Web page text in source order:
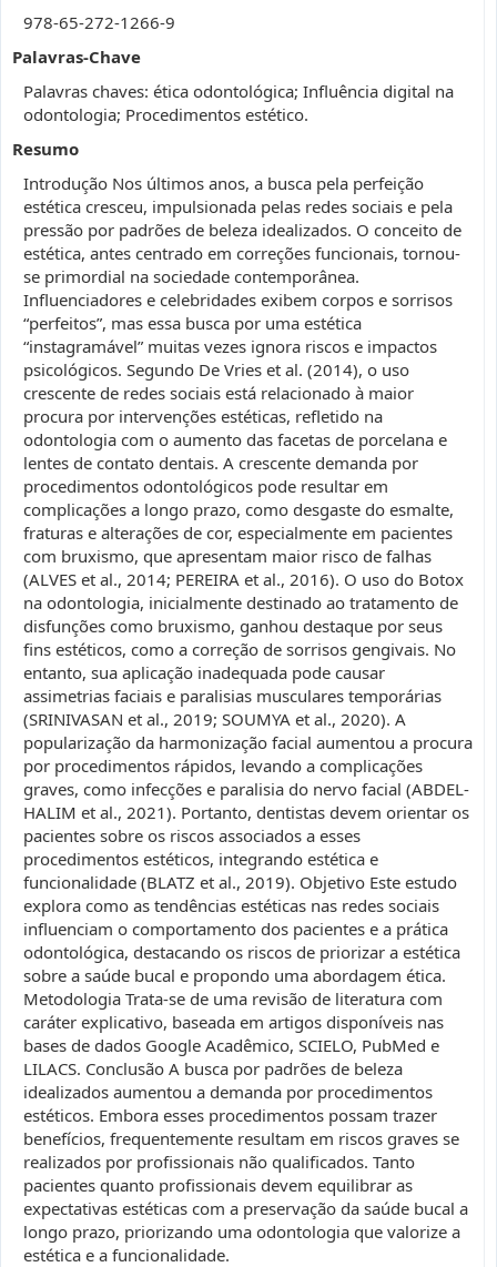
978-65-272-1266-9
Palavras-Chave
Palavras chaves: ética odontológica; Influência digital na
odontologia; Procedimentos estético.
Resumo
Introdução Nos últimos anos, a busca pela perfeição
estética cresceu, impulsionada pelas redes sociais e pela
pressão por padrões de beleza idealizados. O conceito de
estética, antes centrado em correções funcionais, tornou-
se primordial na sociedade contemporânea.
Influenciadores e celebridades exibem corpos e sorrisos
“perfeitos”, mas essa busca por uma estética
“instagramável” muitas vezes ignora riscos e impactos
psicológicos. Segundo De Vries et al. (2014), o uso
crescente de redes sociais está relacionado à maior
procura por intervenções estéticas, refletido na
odontologia com o aumento das facetas de porcelana e
lentes de contato dentais. A crescente demanda por
procedimentos odontológicos pode resultar em
complicações a longo prazo, como desgaste do esmalte,
fraturas e alterações de cor, especialmente em pacientes
com bruxismo, que apresentam maior risco de falhas
(ALVES et al., 2014; PEREIRA et al., 2016). O uso do Botox
na odontologia, inicialmente destinado ao tratamento de
disfunções como bruxismo, ganhou destaque por seus
fins estéticos, como a correção de sorrisos gengivais. No
entanto, sua aplicação inadequada pode causar
assimetrias faciais e paralisias musculares temporárias
(SRINIVASAN et al., 2019; SOUMYA et al., 2020). A
popularização da harmonização facial aumentou a procura
por procedimentos rápidos, levando a complicações
graves, como infecções e paralisia do nervo facial (ABDEL-
HALIM et al., 2021). Portanto, dentistas devem orientar os
pacientes sobre os riscos associados a esses
procedimentos estéticos, integrando estética e
funcionalidade (BLATZ et al., 2019). Objetivo Este estudo
explora como as tendências estéticas nas redes sociais
influenciam o comportamento dos pacientes e a prática
odontológica, destacando os riscos de priorizar a estética
sobre a saúde bucal e propondo uma abordagem ética.
Metodologia Trata-se de uma revisão de literatura com
caráter explicativo, baseada em artigos disponíveis nas
bases de dados Google Acadêmico, SCIELO, PubMed e
LILACS. Conclusão A busca por padrões de beleza
idealizados aumentou a demanda por procedimentos
estéticos. Embora esses procedimentos possam trazer
benefícios, frequentemente resultam em riscos graves se
realizados por profissionais não qualificados. Tanto
pacientes quanto profissionais devem equilibrar as
expectativas estéticas com a preservação da saúde bucal a
longo prazo, priorizando uma odontologia que valorize a
estética e a funcionalidade.